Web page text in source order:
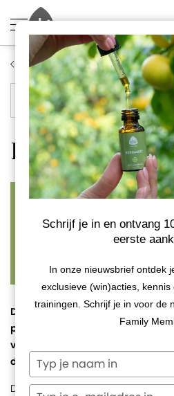
Blog
Bee good for
Dankzij de kracht van de natuur
producten voor onze gezondheid
veel van de natuur en daarom
doen, oftewel: Bee good for nature!
Daarom geven wij vanaf het
Blog navigatie
Schrijf je in en ontvang
eerste
In onze nieuwsbrief ontdek
exclusieve (win)acties,
trainingen. Schrijf je in voor de
Family
Typ
je
naam
Typ